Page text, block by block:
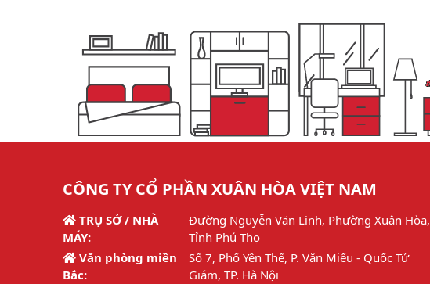
CÔNG TY CỔ PHẦN XUÂN HÒA VIỆT NAM
TRỤ SỞ / NHÀ
MÁY:
Đường Nguyễn Văn Linh, Phường Xuân Hòa,
Tỉnh Phú Thọ
Văn phòng miền
Bắc:
Số 7, Phố Yên Thế, P. Văn Miếu - Quốc Tử
Giám, TP. Hà Nội